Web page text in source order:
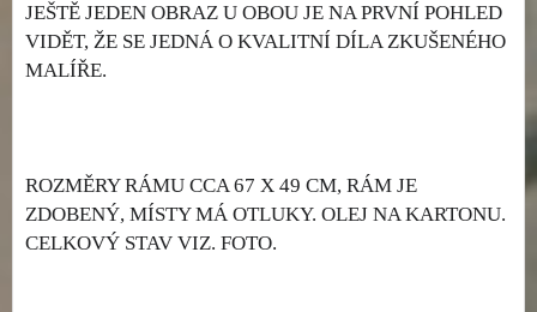
JEŠTĚ JEDEN OBRAZ U OBOU JE NA PRVNÍ POHLED
VIDĚT, ŽE SE JEDNÁ O KVALITNÍ DÍLA ZKUŠENÉHO
MALÍŘE.
ROZMĚRY RÁMU CCA 67 X 49 CM, RÁM JE
ZDOBENÝ, MÍSTY MÁ OTLUKY. OLEJ NA KARTONU.
CELKOVÝ STAV VIZ. FOTO.